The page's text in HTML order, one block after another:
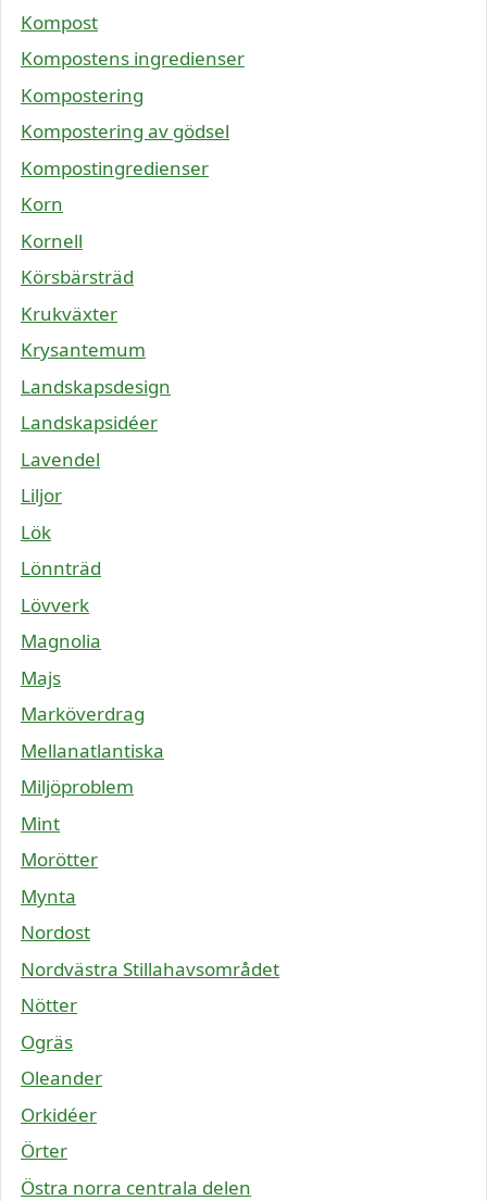
Kompost
Kompostens ingredienser
Kompostering
Kompostering av gödsel
Kompostingredienser
Korn
Kornell
Körsbärsträd
Krukväxter
Krysantemum
Landskapsdesign
Landskapsidéer
Lavendel
Liljor
Lök
Lönnträd
Lövverk
Magnolia
Majs
Marköverdrag
Mellanatlantiska
Miljöproblem
Mint
Morötter
Mynta
Nordost
Nordvästra Stillahavsområdet
Nötter
Ogräs
Oleander
Orkidéer
Örter
Östra norra centrala delen